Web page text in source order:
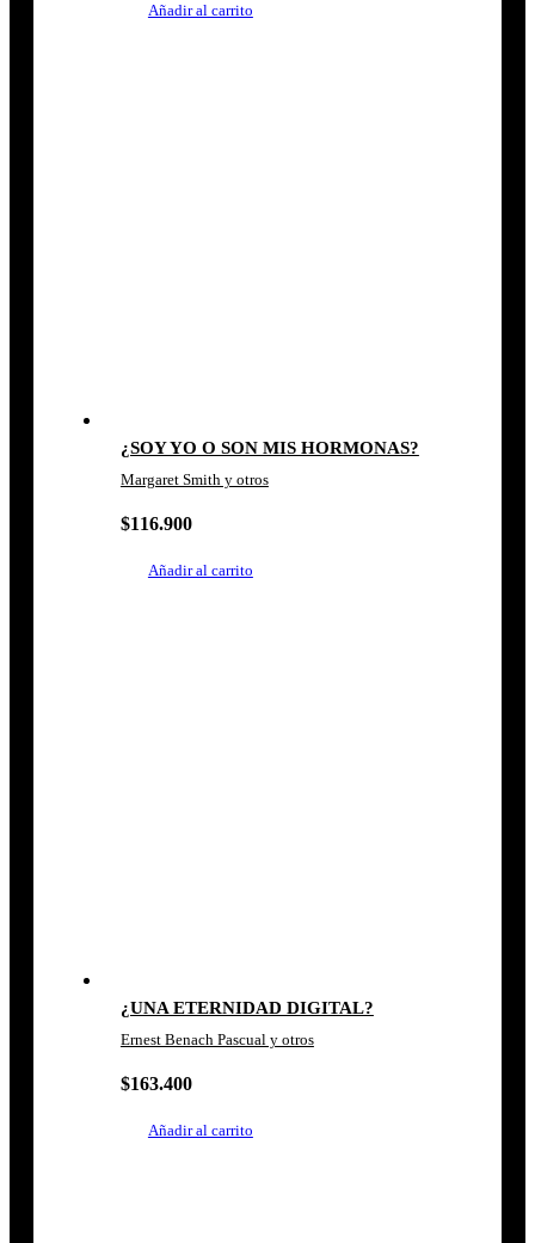
Añadir al carrito
¿SOY YO O SON MIS HORMONAS?
Margaret Smith y otros
$116.900
Añadir al carrito
¿UNA ETERNIDAD DIGITAL?
Ernest Benach Pascual y otros
$163.400
Añadir al carrito